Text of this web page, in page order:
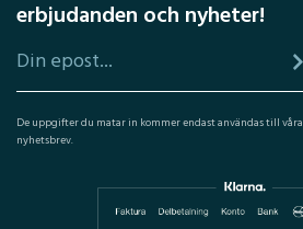
erbjudanden och nyheter!
De uppgifter du matar in kommer endast användas till våra
nyhetsbrev.